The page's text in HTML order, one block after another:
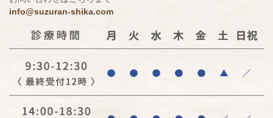
info@suzuran-shika.com